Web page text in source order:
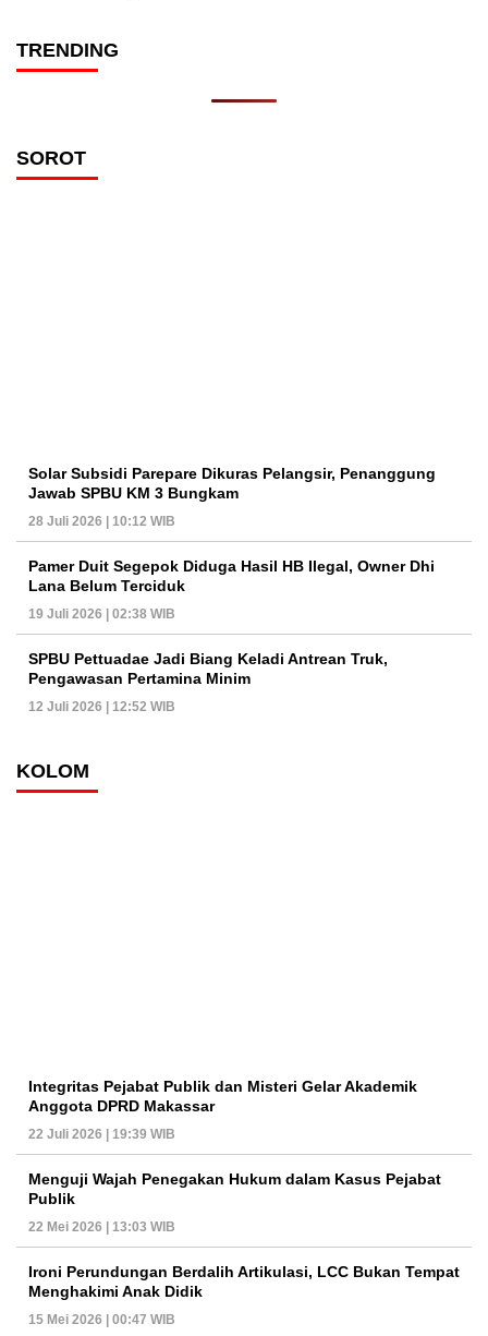
TRENDING
SOROT
Solar Subsidi Parepare Dikuras Pelangsir, Penanggung
Jawab SPBU KM 3 Bungkam
28 Juli 2026 | 10:12 WIB
Pamer Duit Segepok Diduga Hasil HB Ilegal, Owner Dhi
Lana Belum Terciduk
19 Juli 2026 | 02:38 WIB
SPBU Pettuadae Jadi Biang Keladi Antrean Truk,
Pengawasan Pertamina Minim
12 Juli 2026 | 12:52 WIB
KOLOM
Integritas Pejabat Publik dan Misteri Gelar Akademik
Anggota DPRD Makassar
22 Juli 2026 | 19:39 WIB
Menguji Wajah Penegakan Hukum dalam Kasus Pejabat
Publik
22 Mei 2026 | 13:03 WIB
Ironi Perundungan Berdalih Artikulasi, LCC Bukan Tempat
Menghakimi Anak Didik
15 Mei 2026 | 00:47 WIB